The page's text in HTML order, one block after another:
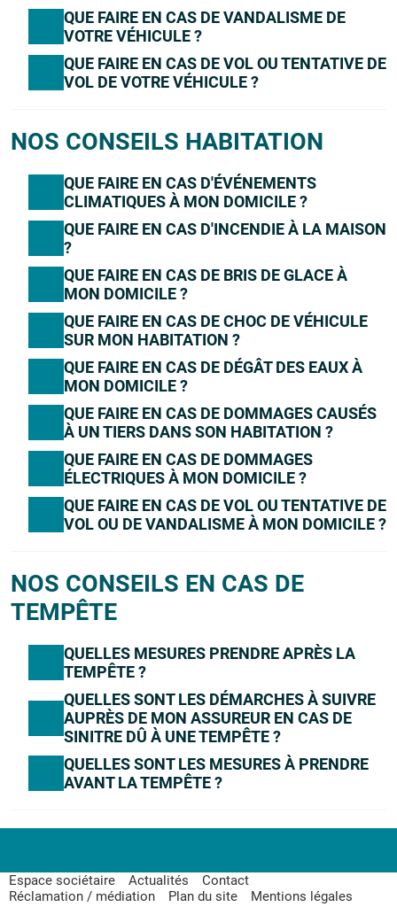
QUE FAIRE EN CAS DE VANDALISME DE
VOTRE VÉHICULE ?
QUE FAIRE EN CAS DE VOL OU TENTATIVE DE
VOL DE VOTRE VÉHICULE ?
NOS CONSEILS HABITATION
QUE FAIRE EN CAS D'ÉVÉNEMENTS
CLIMATIQUES À MON DOMICILE ?
QUE FAIRE EN CAS D'INCENDIE À LA MAISON
?
QUE FAIRE EN CAS DE BRIS DE GLACE À
MON DOMICILE ?
QUE FAIRE EN CAS DE CHOC DE VÉHICULE
SUR MON HABITATION ?
QUE FAIRE EN CAS DE DÉGÂT DES EAUX À
MON DOMICILE ?
QUE FAIRE EN CAS DE DOMMAGES CAUSÉS
À UN TIERS DANS SON HABITATION ?
QUE FAIRE EN CAS DE DOMMAGES
ÉLECTRIQUES À MON DOMICILE ?
QUE FAIRE EN CAS DE VOL OU TENTATIVE DE
VOL OU DE VANDALISME À MON DOMICILE ?
NOS CONSEILS EN CAS DE
TEMPÊTE
QUELLES MESURES PRENDRE APRÈS LA
TEMPÊTE ?
QUELLES SONT LES DÉMARCHES À SUIVRE
AUPRÈS DE MON ASSUREUR EN CAS DE
SINITRE DÛ À UNE TEMPÊTE ?
QUELLES SONT LES MESURES À PRENDRE
AVANT LA TEMPÊTE ?
Espace sociétaire Actualités
Contact
Réclamation / médiation
Plan du site
Mentions légales